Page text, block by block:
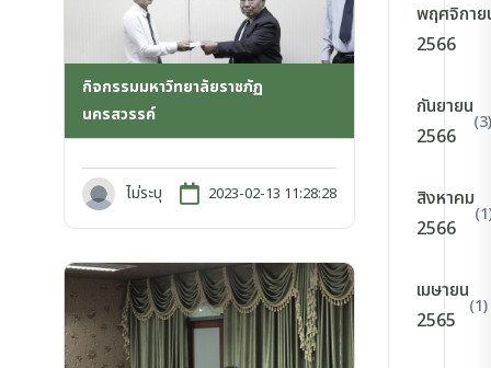
กิจกรรมมหาวิทยาลัยราชภัฏ
นครสวรรค์
ไม่ระบุ 2023-02-13 11:28:28
พฤศจิกาย
2566
กันยายน
2566
(3)
สิงหาคม
2566
เมษายน
2565
(1)